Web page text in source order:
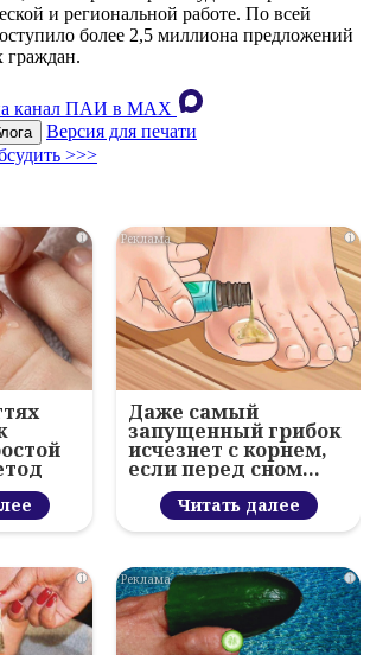
и региональной работе. По всей
более 2,5 миллиона предложений
граждан.
канал ПАИ в MAХ
Версия для печати
>>>
i i
Даже самый
запущенный грибок
исчезнет с корнем,
если перед сном…
Читать далее
i i